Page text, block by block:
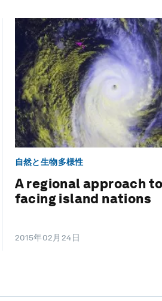
自然と生物多様性
A regional approach
facing island nations
2015年02月24日